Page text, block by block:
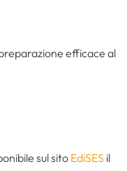
efficace al
sul sito EdiSES il